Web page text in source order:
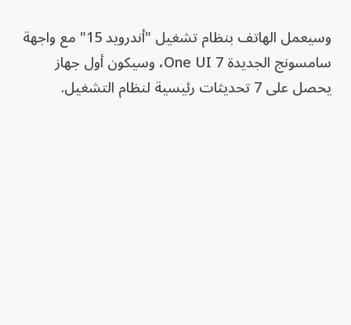
وسيعمل الهاتف بنظام تشغيل "أندرويد 15" مع واجهة
سامسونج الجديدة One UI 7، وسيكون أول جهاز
يحصل على 7 تحديثات رئيسية لنظام التشغيل.